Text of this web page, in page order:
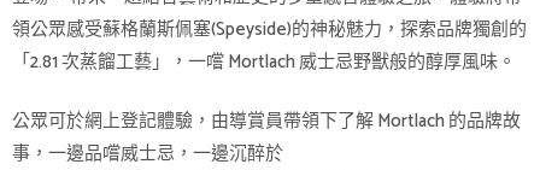
領公眾感受蘇格蘭斯佩塞(Speyside)的神秘魅力，探索品牌獨創的
「2.81 次蒸餾工藝」，一嚐 Mortlach 威士忌野獸般的醇厚風味。
公眾可於網上登記體驗，由導賞員帶領下了解 Mortlach 的品牌故
事，一邊品嚐威士忌，一邊沉醉於